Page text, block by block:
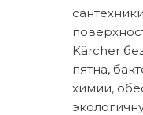
Kärcher
пятна,
химии,